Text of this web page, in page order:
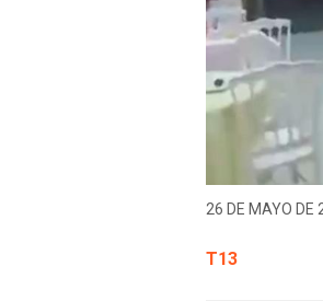
26 DE MAYO DE
T13